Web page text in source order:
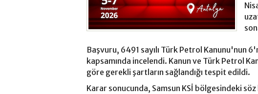
Başvuru, 6491 sayılı Türk Petrol Kanunu'nun
kapsamında incelendi. Kanun ve Türk Petrol
göre gerekli şartların sağlandığı tespit edildi.
Karar sonucunda, Samsun KSİ bölgesindeki